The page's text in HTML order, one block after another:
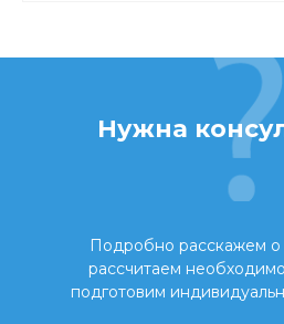
Нужна
Подробно расскажем о
рассчитаем
подготовим